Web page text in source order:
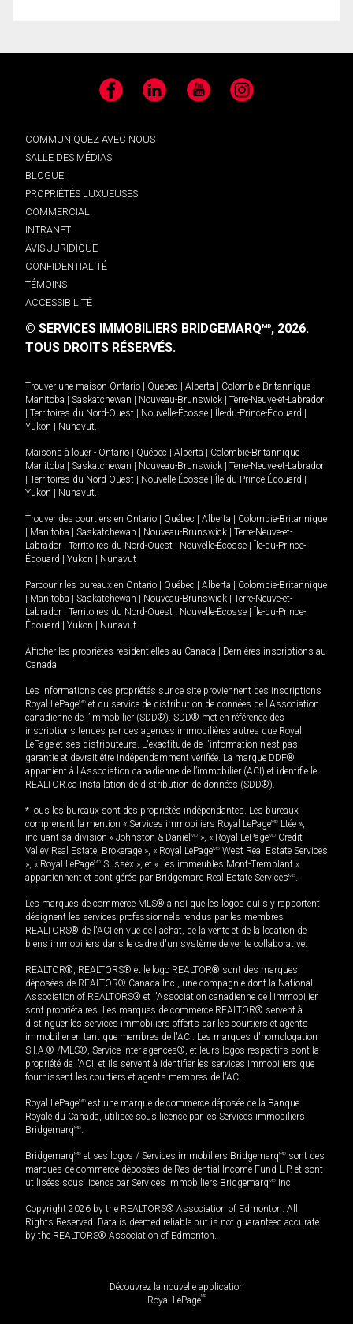
Facebook LinkedIn YouTube Instagram
COMMUNIQUEZ AVEC NOUS
SALLE DES MÉDIAS
BLOGUE
PROPRIÉTÉS LUXUEUSES
COMMERCIAL
INTRANET
AVIS JURIDIQUE
CONFIDENTIALITÉ
TÉMOINS
ACCESSIBILITÉ
© SERVICES IMMOBILIERS BRIDGEMARQMD, 2026.
TOUS DROITS RÉSERVÉS.
Trouver une maison Ontario Québec Alberta Colombie-Britannique
Manitoba
Saskatchewan Nouveau-Brunswick
Terre-Neuve-et-Labrador
Territoires du Nord-Ouest Nouvelle-Écosse Île-du-Prince-Édouard
Yukon
Nunavut.
Maisons à louer - Ontario Québec Alberta Colombie-Britannique
Manitoba
Saskatchewan Nouveau-Brunswick
Terre-Neuve-et-Labrador
Territoires du Nord-Ouest Nouvelle-Écosse Île-du-Prince-Édouard
Yukon
Nunavut.
Trouver des courtiers en Ontario Québec Alberta
Colombie-Britannique
Manitoba Saskatchewan Nouveau-Brunswick
Terre-Neuve-et-
Labrador
Territoires du Nord-Ouest Nouvelle-Écosse
Île-du-Prince-
Édouard
Yukon Nunavut
Parcourir les bureaux en Ontario Québec Alberta
Colombie-Britannique
Manitoba Saskatchewan Nouveau-Brunswick
Terre-Neuve-et-
Labrador
Territoires du Nord-Ouest Nouvelle-Écosse
Île-du-Prince-
Édouard
Yukon Nunavut
Afficher les propriétés résidentielles au Canada
Dernières inscriptions au
Canada
Les informations des propriétés sur ce site proviennent des inscriptions
Royal LePageMD et du service de distribution de données de l'Association
canadienne de l’immobilier (SDD®). SDD® met en référence des
inscriptions tenues par des agences immobilières autres que Royal
LePage et ses distributeurs. L'exactitude de l'information n'est pas
garantie et devrait être indépendamment vérifiée. La marque DDF®
appartient à l'Association canadienne de l’immobilier (ACI) et identifie le
REALTOR.ca Installation de distribution de données (SDD®).
*Tous les bureaux sont des propriétés indépendantes. Les bureaux
comprenant la mention « Services immobiliers Royal LePageMD Ltée »,
incluant sa division « Johnston & Daniel MD », « Royal LePageMD Credit
Valley Real Estate, Brokerage », « Royal LePageMD West Real Estate Services
», « Royal LePageMD Sussex », et « Les immeubles Mont-Tremblant »
appartiennent et sont gérés par Bridgemarq Real Estate ServicesMD.
Les marques de commerce MLS® ainsi que les logos qui s'y rapportent
désignent les services professionnels rendus par les membres
REALTORS® de l'ACI en vue de l'achat, de la vente et de la location de
biens immobiliers dans le cadre d'un système de vente collaborative.
REALTOR®, REALTORS® et le logo REALTOR® sont des marques
déposées de REALTOR® Canada Inc., une compagnie dont la National
Association of REALTORS® et l'Association canadienne de l’immobilier
sont propriétaires. Les marques de commerce REALTOR® servent à
distinguer les services immobiliers offerts par les courtiers et agents
immobilier en tant que membres de l'ACI. Les marques d'homologation
S.I.A.® /MLS®, Service inter-agences®, et leurs logos respectifs sont la
propriété de l'ACI, et ils servent à identifier les services immobiliers que
fournissent les courtiers et agents membres de l'ACI.
Royal LePageMD est une marque de commerce déposée de la Banque
Royale du Canada, utilisée sous licence par les Services immobiliers
BridgemarqMD.
BridgemarqMD et ses logos / Services immobiliers BridgemarqMD sont des
marques de commerce déposées de Residential Income Fund L.P. et sont
utilisées sous licence par Services immobiliers BridgemarqMD Inc.
Copyright 2026 by the REALTORS® Association of Edmonton. All
Rights Reserved. Data is deemed reliable but is not guaranteed accurate
by the REALTORS® Association of Edmonton.
Découvrez la nouvelle application
Royal LePageMD